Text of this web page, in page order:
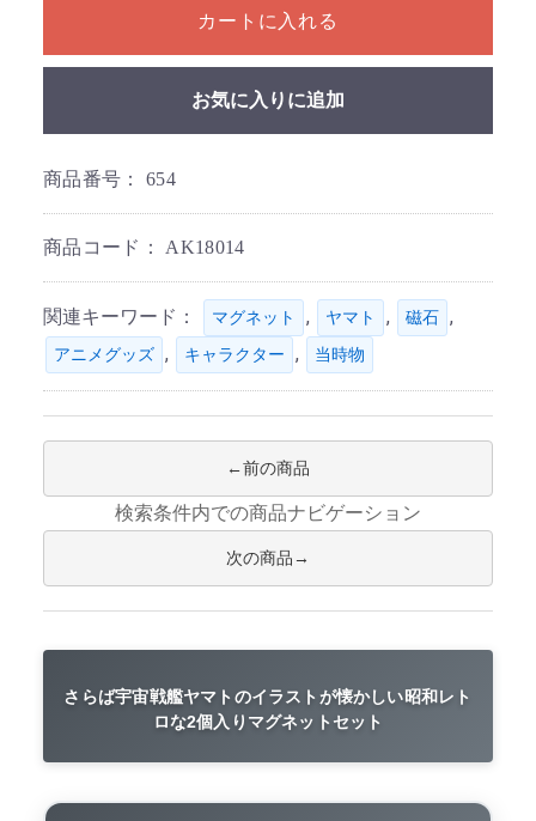
カートに入れる
お気に入りに追加
商品番号： 654
商品コード： AK18014
関連キーワード： マグネット , ヤマト , 磁石 ,
アニメグッズ , キャラクター , 当時物
前の商品
検索条件内での商品ナビゲーション
次の商品
さらば宇宙戦艦ヤマトのイラストが懐かしい昭和レト
ロな2個入りマグネットセット